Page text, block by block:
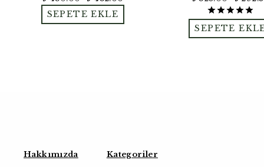
SEPETE EKLE
SEPETE
Hakkımızda
Kategoriler